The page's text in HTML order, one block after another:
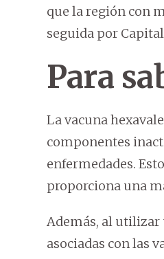
que la región con
seguida por
Para
La vacuna
componentes
enfermedades.
proporciona una
Además, al utilizar
asociadas con las